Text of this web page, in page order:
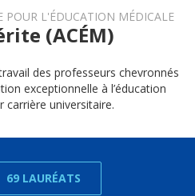
POUR L'ÉDUCATION MÉDICALE
(ACÉM)
des professeurs chevronnés
exceptionnelle à l’éducation
carrière universitaire.
69 LAURÉATS